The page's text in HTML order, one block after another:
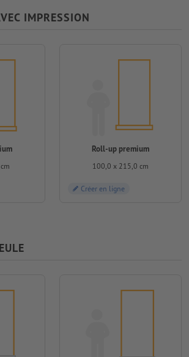
IMPRESSION
Roll-up premium
100,0 x 215,0 cm
Créer en ligne